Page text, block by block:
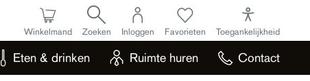
Eten & drinken Ruimte huren Contact
Winkelmand Zoeken Inloggen Favorieten Toegankelijkheid